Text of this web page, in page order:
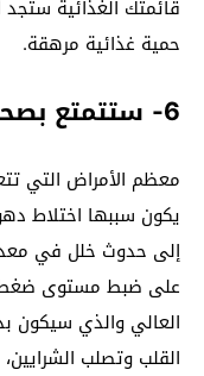
قائمتك الغذائية
حمية غذائية مرهقة.
6- ستتمتع بصحة جسدية جيدة
معظم الأمراض التي
يكون سببها اختلاط
إلى حدوث خلل في
على ضبط مستوى ضغط
العالي والذي سيكون
القلب وتصلب